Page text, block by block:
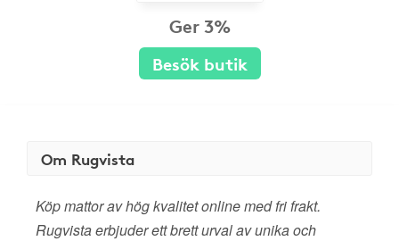
Ger 3%
Besök butik
Om Rugvista
Köp mattor av hög kvalitet online med fri frakt.
Rugvista erbjuder ett brett urval av unika och